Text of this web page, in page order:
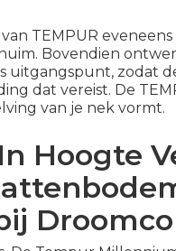
TEMPUR
Bovendien
uitgangspunt, zodat
dat vereist. De
van je nek vormt.
Hoogte